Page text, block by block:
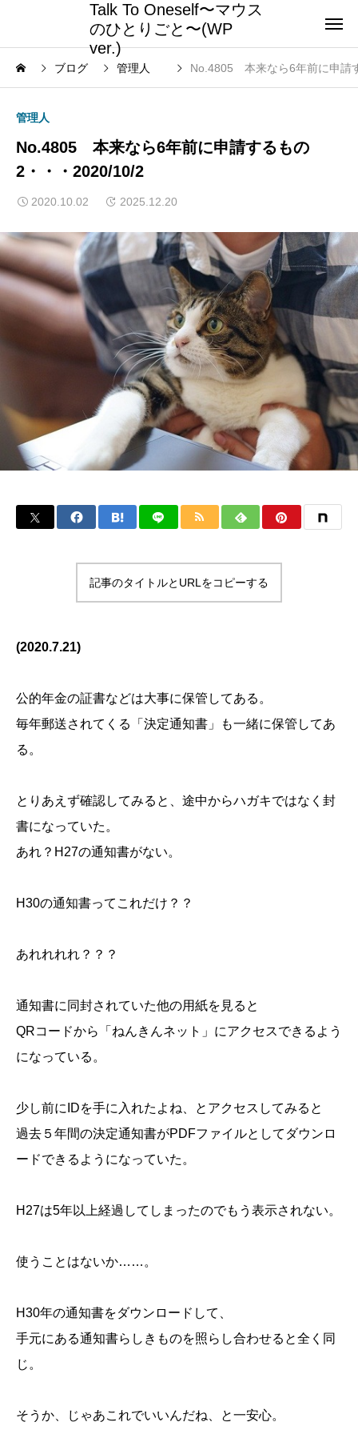
Talk To Oneself〜マウス
のひとりごと〜(WP
ver.)
ブログ 管理人 No.4805 本来なら6年前に申請
管理人
No.4805 本来なら6年前に申請するもの
2・・・2020/10/2
2020.10.02 2025.12.20
記事のタイトルとURLをコピーする
(2020.7.21)
公的年金の証書などは大事に保管してある。
毎年郵送されてくる「決定通知書」も一緒に保管してあ
る。
とりあえず確認してみると、途中からハガキではなく封
書になっていた。
あれ？H27の通知書がない。
H30の通知書ってこれだけ？？
あれれれれ？？？
通知書に同封されていた他の用紙を見ると
QRコードから「ねんきんネット」にアクセスできるよう
になっている。
少し前にIDを手に入れたよね、とアクセスしてみると
過去５年間の決定通知書がPDFファイルとしてダウンロ
ードできるようになっていた。
H27は5年以上経過してしまったのでもう表示されない。
使うことはないか……。
H30年の通知書をダウンロードして、
手元にある通知書らしきものを照らし合わせると全く同
じ。
そうか、じゃあこれでいいんだね、と一安心。